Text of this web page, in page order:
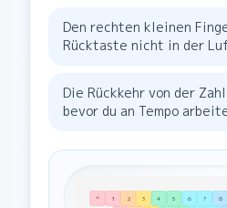
Den rechten kleinen
Rücktaste nicht in der
Die Rückkehr von der
bevor du an Tempo
^ 1 2 3 4 5 6 7 8